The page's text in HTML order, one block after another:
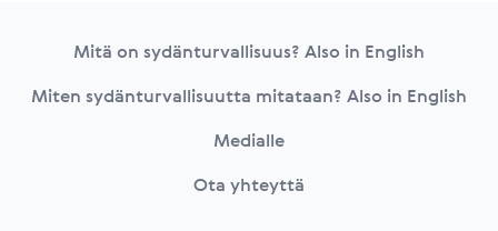
Mitä on sydänturvallisuus? Also in English
Miten sydänturvallisuutta mitataan? Also in English
Medialle
Ota yhteyttä